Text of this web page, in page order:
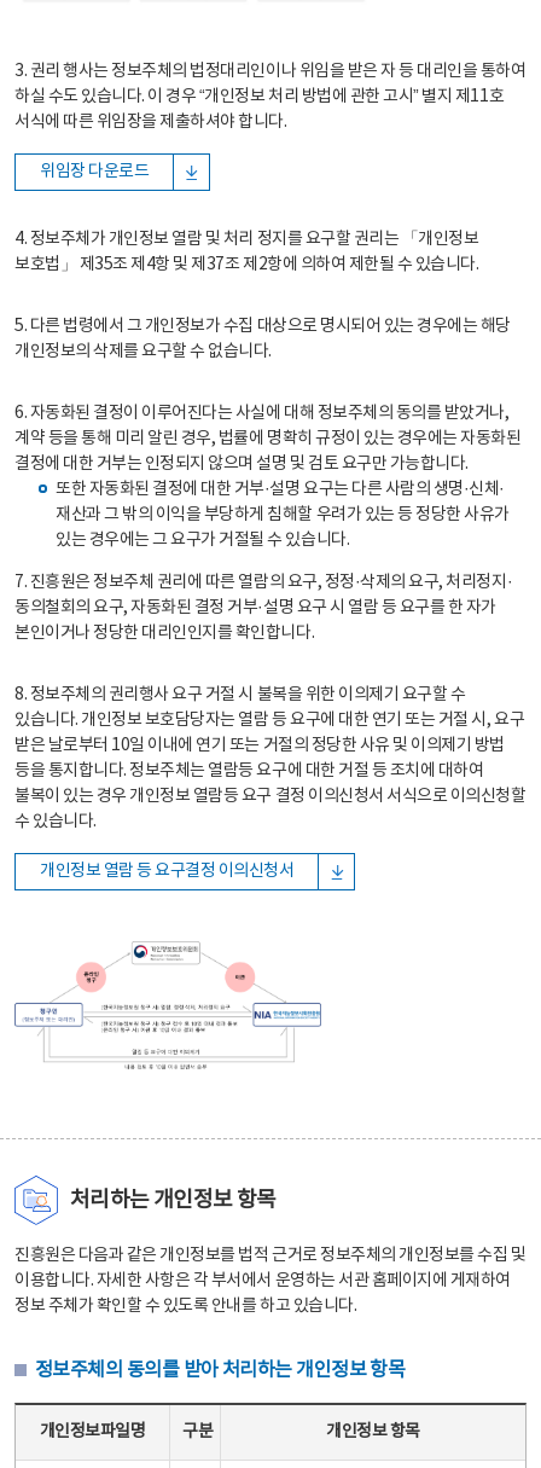
3. 권리 행사는 정보주체의 법정대리인이나 위임을 받은 자 등 대리인을 통하여
하실 수도 있습니다. 이 경우 “개인정보 처리 방법에 관한 고시” 별지 제11호
서식에 따른 위임장을 제출하셔야 합니다.
위임장 다운로드
4. 정보주체가 개인정보 열람 및 처리 정지를 요구할 권리는 「개인정보
보호법」 제35조 제4항 및 제37조 제2항에 의하여 제한될 수 있습니다.
5. 다른 법령에서 그 개인정보가 수집 대상으로 명시되어 있는 경우에는 해당
개인정보의 삭제를 요구할 수 없습니다.
6. 자동화된 결정이 이루어진다는 사실에 대해 정보주체의 동의를 받았거나,
계약 등을 통해 미리 알린 경우, 법률에 명확히 규정이 있는 경우에는 자동화된
결정에 대한 거부는 인정되지 않으며 설명 및 검토 요구만 가능합니다.
또한 자동화된 결정에 대한 거부·설명 요구는 다른 사람의 생명·신체·
재산과 그 밖의 이익을 부당하게 침해할 우려가 있는 등 정당한 사유가
있는 경우에는 그 요구가 거절될 수 있습니다.
7. 진흥원은 정보주체 권리에 따른 열람의 요구, 정정·삭제의 요구, 처리정지·
동의철회의 요구, 자동화된 결정 거부·설명 요구 시 열람 등 요구를 한 자가
본인이거나 정당한 대리인인지를 확인합니다.
8. 정보주체의 권리행사 요구 거절 시 불복을 위한 이의제기 요구할 수
있습니다. 개인정보 보호담당자는 열람 등 요구에 대한 연기 또는 거절 시, 요구
받은 날로부터 10일 이내에 연기 또는 거절의 정당한 사유 및 이의제기 방법
등을 통지합니다. 정보주체는 열람등 요구에 대한 거절 등 조치에 대하여
불복이 있는 경우 개인정보 열람등 요구 결정 이의신청서 서식으로 이의신청할
수 있습니다.
개인정보 열람 등 요구결정 이의신청서
처리하는 개인정보 항목
진흥원은 다음과 같은 개인정보를 법적 근거로 정보주체의 개인정보를 수집 및
이용합니다. 자세한 사항은 각 부서에서 운영하는 서관 홈페이지에 게재하여
정보 주체가 확인할 수 있도록 안내를 하고 있습니다.
정보주체의 동의를 받아 처리하는 개인정보 항목
개인정보파일명 구분 개인정보 항목